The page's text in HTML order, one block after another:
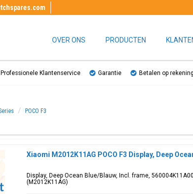
OVER ONS PRODUCTEN
Professionele Klantenservice Garantie Betalen op rekening
POCO F3
Xiaomi M2012K11AG POCO F3 Display, Deep
Display, Deep Ocean Blue/Blauw, Incl. frame,
(M2012K11AG)